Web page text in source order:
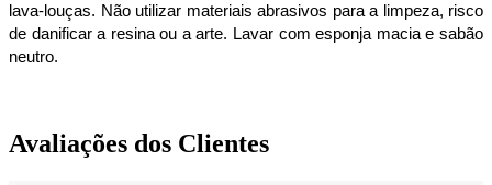
lava-louças. Não utilizar materiais abrasivos para a limpeza, risco
de danificar a resina ou a arte. Lavar com esponja macia e sabão
neutro.
Avaliações dos Clientes